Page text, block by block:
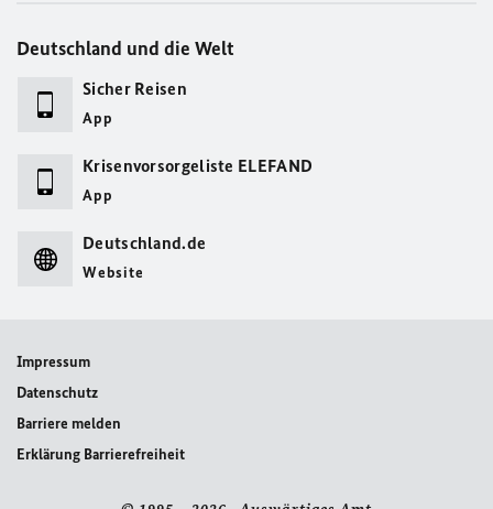
Deutschland und die Welt
Sicher Reisen
App
Krisenvorsorgeliste ELEFAND
App
Deutschland.de
Website
Impressum
Datenschutz
Barriere melden
Erklärung Barrierefreiheit